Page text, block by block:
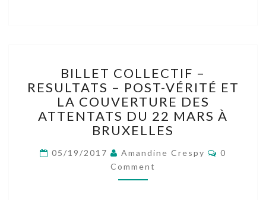
COLLECTIF
–
RESULTATS
–
POST-
VÉRITÉ
ET
LA
COUVERTURE
BILLET COLLECTIF –
RESULTATS – POST-VÉRITÉ ET
LA COUVERTURE DES
ATTENTATS DU 22 MARS À
BRUXELLES
05/19/2017 Amandine Crespy
0
Comment